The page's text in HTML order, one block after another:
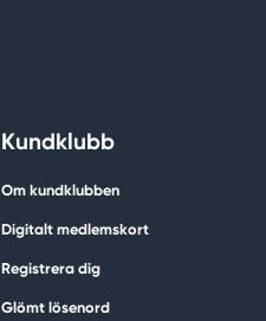
Kundklubb
Om kundklubben
Digitalt medlemskort
Registrera dig
Glömt lösenord